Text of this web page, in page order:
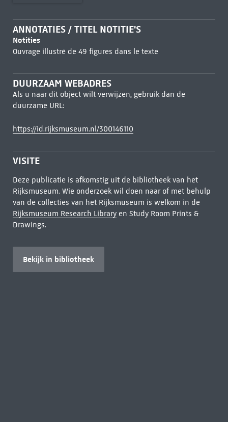
ANNOTATIES / TITEL NOTITIE'S
Notities
Ouvrage illustré de 49 figures dans le texte
DUURZAAM WEBADRES
Als u naar dit object wilt verwijzen, gebruik dan de
duurzame URL:
https://id.rijksmuseum.nl/300146110
VISITE
Deze publicatie is afkomstig uit de bibliotheek van het
Rijksmuseum. Wie onderzoek wil doen naar of met behulp
van de collecties van het Rijksmuseum is welkom in de
Rijksmuseum Research Libraryen Study Room Prints &
Drawings.
Bekijk in bibliotheek